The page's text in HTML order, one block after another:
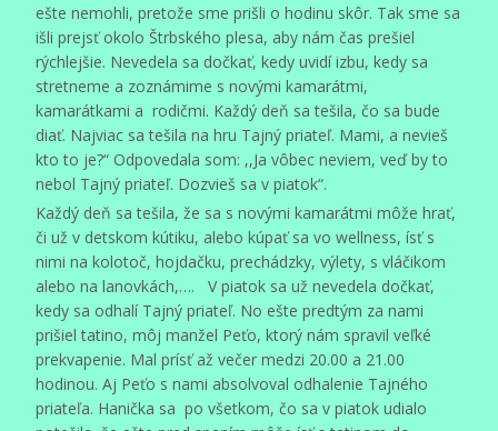
ešte nemohli, pretože sme prišli o hodinu skôr. Tak sme sa
išli prejsť okolo Štrbského plesa, aby nám čas prešiel
rýchlejšie. Nevedela sa dočkať, kedy uvidí izbu, kedy sa
stretneme a zoznámime s novými kamarátmi,
kamarátkami a rodičmi. Každý deň sa tešila, čo sa bude
diať. Najviac sa tešila na hru Tajný priateľ. Mami, a nevieš
kto to je?“ Odpovedala som: ,,Ja vôbec neviem, veď by to
nebol Tajný priateľ. Dozvieš sa v piatok“.
Každý deň sa tešila, že sa s novými kamarátmi môže hrať,
či už v detskom kútiku, alebo kúpať sa vo wellness, ísť s
nimi na kolotoč, hojdačku, prechádzky, výlety, s vláčikom
alebo na lanovkách,…. V piatok sa už nevedela dočkať,
kedy sa odhalí Tajný priateľ. No ešte predtým za nami
prišiel tatino, môj manžel Peťo, ktorý nám spravil veľké
prekvapenie. Mal prísť až večer medzi 20.00 a 21.00
hodinou. Aj Peťo s nami absolvoval odhalenie Tajného
priateľa. Hanička sa po všetkom, čo sa v piatok udialo